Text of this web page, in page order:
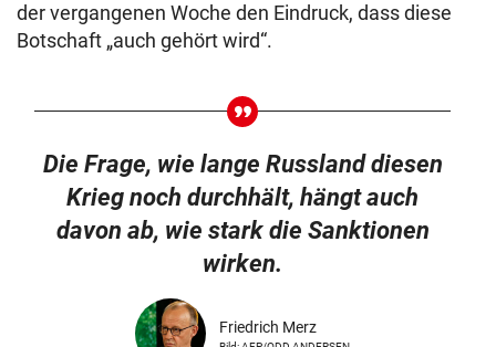
der vergangenen Woche den Eindruck, dass diese
Botschaft „auch gehört wird“.
Die Frage, wie lange Russland diesen
Krieg noch durchhält, hängt auch
davon ab, wie stark die Sanktionen
wirken.
Friedrich Merz